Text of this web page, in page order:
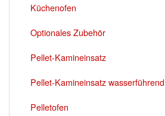
Küchenofen
Optionales Zubehör
Pellet-Kamineinsatz
Pellet-Kamineinsatz wasserführend
Pelletofen